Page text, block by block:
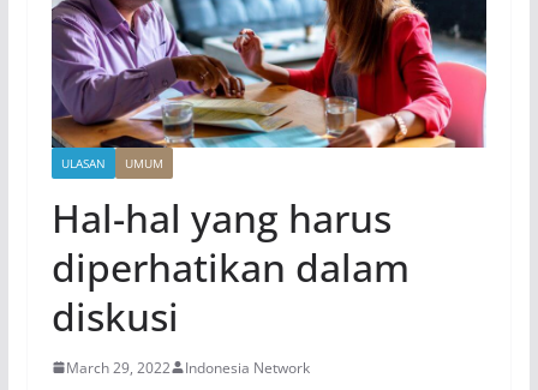
ULASAN UMUM
Hal-hal yang harus
diperhatikan dalam
diskusi
March 29, 2022 Indonesia Network